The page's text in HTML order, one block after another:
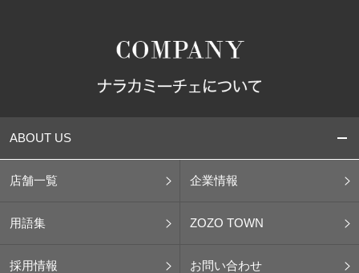
ABOUT US
店舗一覧 企業情報
用語集 ZOZO TOWN
採用情報 お問い合わせ